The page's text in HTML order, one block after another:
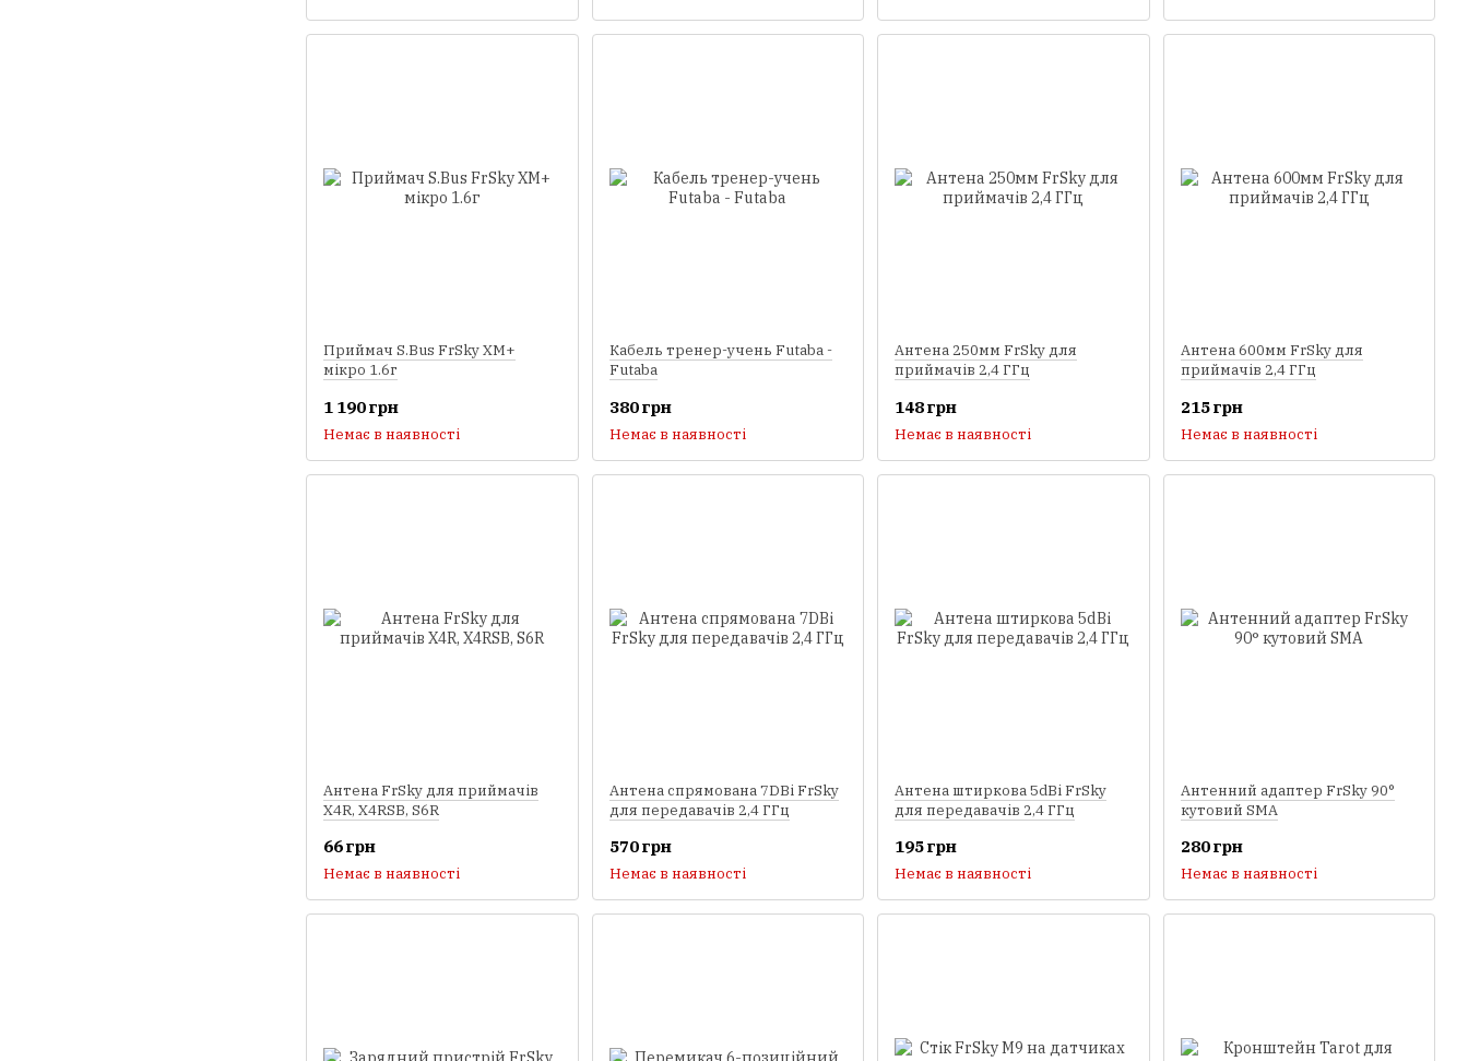
Приймач S.Bus FrSky XM+
мікро 1.6г
1 190 грн
Немає в наявності
Кабель тренер-учень Futaba -
Futaba
380 грн
Немає в наявності
Антена 250мм FrSky для
приймачів 2,4 ГГц
148 грн
Немає в наявності
Антена 600мм FrSky для
приймачів 2,4 ГГц
215 грн
Немає в наявності
Антена FrSky для приймачів
X4R, X4RSB, S6R
66 грн
Немає в наявності
Антена спрямована 7DBi FrSky
для передавачів 2,4 ГГц
570 грн
Немає в наявності
Антена штиркова 5dBi FrSky
для передавачів 2,4 ГГц
195 грн
Немає в наявності
Антенний адаптер FrSky 90°
кутовий SMA
280 грн
Немає в наявності